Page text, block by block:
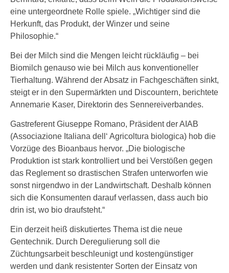
eine untergeordnete Rolle spiele. „Wichtiger sind die
Herkunft, das Produkt, der Winzer und seine
Philosophie.“
Bei der Milch sind die Mengen leicht rückläufig – bei
Biomilch genauso wie bei Milch aus konventioneller
Tierhaltung. Während der Absatz in Fachgeschäften sinkt,
steigt er in den Supermärkten und Discountern, berichtete
Annemarie Kaser, Direktorin des Sennereiverbandes.
Gastreferent Giuseppe Romano, Präsident der AIAB
(Associazione Italiana dell‘ Agricoltura biologica) hob die
Vorzüge des Bioanbaus hervor. „Die biologische
Produktion ist stark kontrolliert und bei Verstößen gegen
das Reglement so drastischen Strafen unterworfen wie
sonst nirgendwo in der Landwirtschaft. Deshalb können
sich die Konsumenten darauf verlassen, dass auch bio
drin ist, wo bio draufsteht.“
Ein derzeit heiß diskutiertes Thema ist die neue
Gentechnik. Durch Deregulierung soll die
Züchtungsarbeit beschleunigt und kostengünstiger
werden und dank resistenter Sorten der Einsatz von